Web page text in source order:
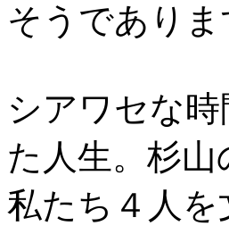
そうでありま
シアワセな
た人生。杉
私たち４人